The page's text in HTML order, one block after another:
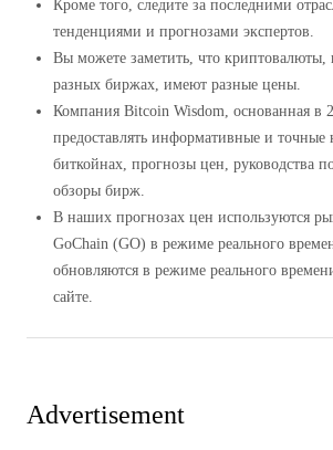
Кроме того, следите за последними
тенденциями и прогнозами экспертов.
Вы можете заметить, что криптовалюты,
разных биржах, имеют разные цены.
Компания Bitcoin Wisdom, основанная в
предоставлять информативные и точные
биткойнах, прогнозы цен, руководства
обзоры бирж.
В наших прогнозах цен используются
GoChain (GO) в режиме реального
обновляются в режиме реального
сайте.
Advertisement